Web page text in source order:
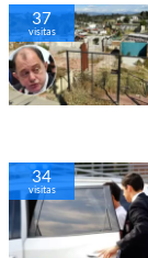
40
visitas
33
visitas